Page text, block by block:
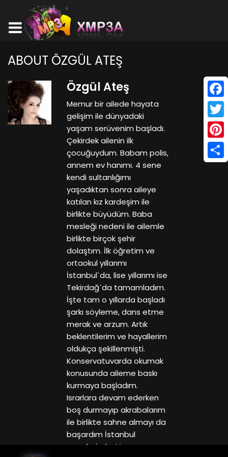
ABOUT ÖZGÜL ATEŞ
Özgül Ateş
Memur bir ailede hayata
gelişim ile dünyadaki
yaşam serüvenim başladı.
Çekirdek ailenin ilk
çocuğuydum. Babam polis,
annem ev hanımı. 4 sene
kendi sultanlığımı
yaşadıktan sonra aileye
katılan kız kardeşim ile
birlikte büyüdüm. Baba
mesleği nedeni ile ailemle
birlikte birçok şehir
dolaştım. İlk öğretim ve
ortaokul yıllarımı
İstanbul`da, lise yıllarımı ise
Tekirdağ`da tamamladım.
İşte tam o yıllarda başladı
şarkı söyleme, dans etme
merak ve arzum. Artık
beklentilerim ve hayallerim
oldukça şekillenmişti.
Konservatuvarda okumak
konusunda aileme baskı
kurmaya başladım.
Israrlara devam ederken
boş durmayıp akrabalarım
ile birlikte sahne almayı da
başardım İstanbul
gecelerinde. Ve